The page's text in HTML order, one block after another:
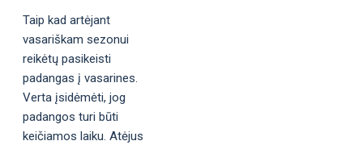
Taip kad artėjant
vasariškam sezonui
reikėtų pasikeisti
padangas į vasarines.
Verta įsidėmėti, jog
padangos turi būti
keičiamos laiku. Atėjus